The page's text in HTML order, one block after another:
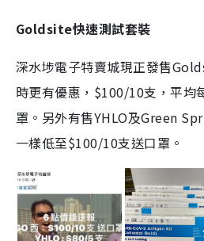
Goldsite快速測試套裝
深水埗電子特賣城現正發售
時更有優惠，$100/10支，平均
罩。另外有售YHLO及Green
一樣低至$100/10支送口罩。